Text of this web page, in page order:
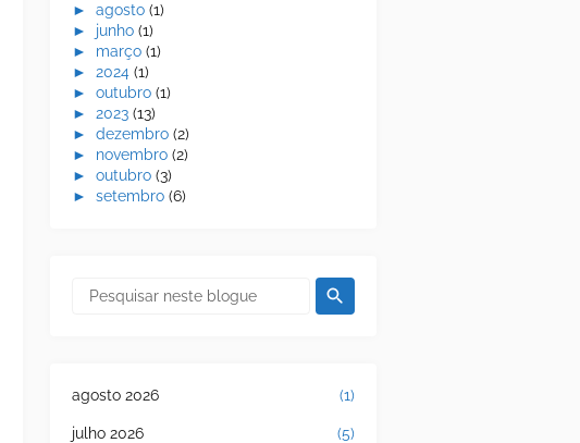
► agosto (1)
► junho (1)
► março (1)
► 2024 (1)
► outubro (1)
► 2023 (13)
► dezembro (2)
► novembro (2)
► outubro (3)
► setembro (6)
agosto 2026 (1)
julho 2026 (5)